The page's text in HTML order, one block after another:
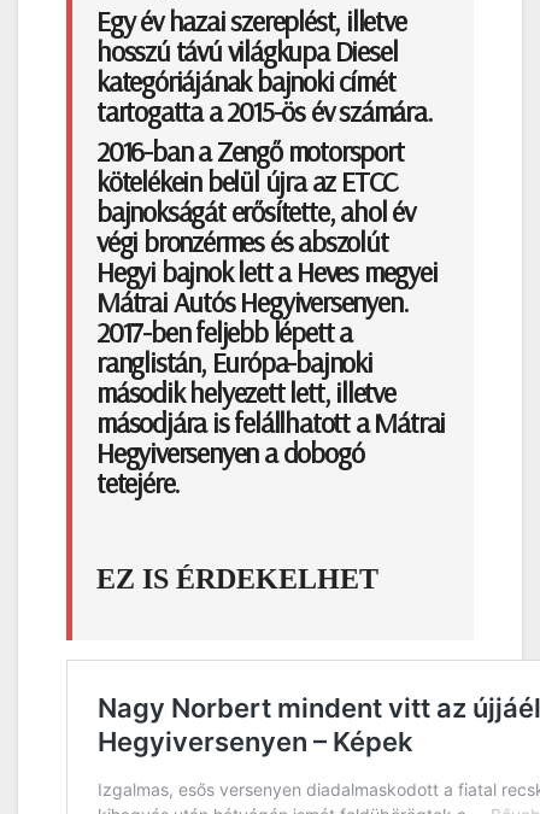
Egy év hazai szereplést, illetve
hosszú távú világkupa Diesel
kategóriájának bajnoki címét
tartogatta a 2015-ös év számára.
2016-ban a Zengő motorsport
kötelékein belül újra az ETCC
bajnokságát erősítette, ahol év
végi bronzérmes és abszolút
Hegyi bajnok lett a Heves megyei
Mátrai Autós Hegyiversenyen.
2017-ben feljebb lépett a
ranglistán, Európa-bajnoki
második helyezett lett, illetve
másodjára is felállhatott a Mátrai
Hegyiversenyen a dobogó
tetejére.
EZ IS ÉRDEKELHET